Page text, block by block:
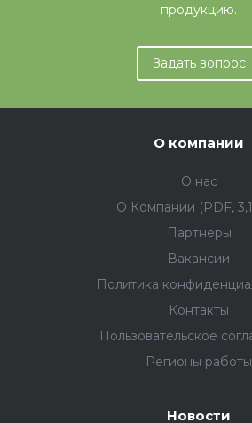
продукцию.
Задать вопрос
О компании
О нас
О Компании (PDF,
Партнеры
Вакансии
Политика
Контакты
Пользовательское
Регионы работы
Новости